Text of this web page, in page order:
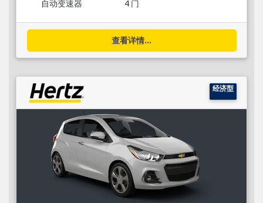
自动变速器 4 门
查看详情...
经济型